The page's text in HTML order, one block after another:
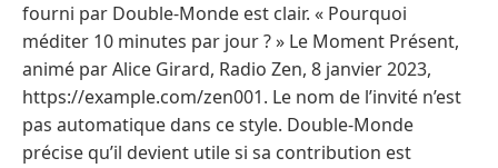
fourni par Double-Monde est clair. « Pourquoi
méditer 10 minutes par jour ? » Le Moment Présent,
animé par Alice Girard, Radio Zen, 8 janvier 2023,
https://example.com/zen001. Le nom de l’invité n’est
pas automatique dans ce style. Double-Monde
précise qu’il devient utile si sa contribution est